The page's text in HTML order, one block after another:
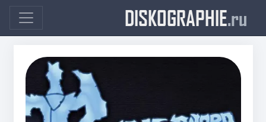
DISKOGRAPHIE.ru